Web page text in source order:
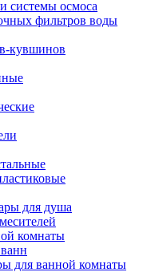
системы осмоса
фильтров воды
кувшинов
для душа
комнаты
для ванной комнаты